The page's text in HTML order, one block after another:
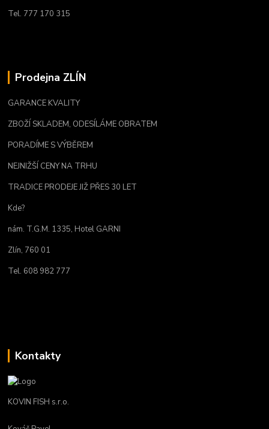
Tel. 777 170 315
Prodejna ZLÍN
GARANCE KVALITY
ZBOŽÍ SKLADEM, ODESÍLÁME OBRATEM
PORADÍME S VÝBĚREM
NEJNIŽŠÍ CENY NA TRHU
TRADICE PRODEJE JIŽ PŘES 30 LET
Kde?
nám. T.G.M. 1335, Hotel GARNI
Zlín, 760 01
Tel. 608 982 777
Kontakty
KOVIN FISH s.r.o.